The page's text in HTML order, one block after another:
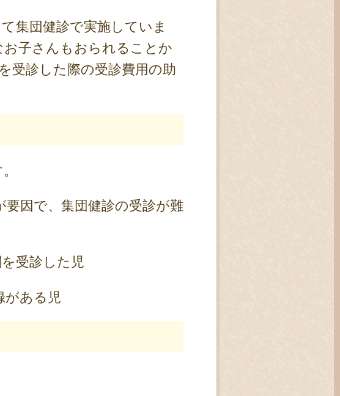
集団健診で実施していま
子さんもおられることか
受診した際の受診費用の助
因で、集団健診の受診が難
受診した児
ある児